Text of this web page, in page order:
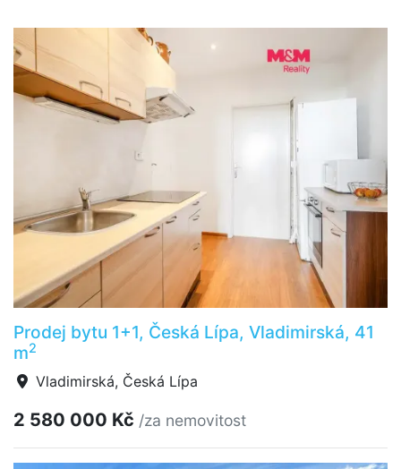
Prodej bytu 1+1, Česká Lípa, Vladimirská, 41
m2
Vladimirská, Česká Lípa
2 580 000 Kč /za nemovitost